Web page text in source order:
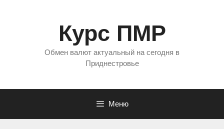
Курс ПМР
Обмен валют актуальный на сегодня в
Приднестровье
Меню